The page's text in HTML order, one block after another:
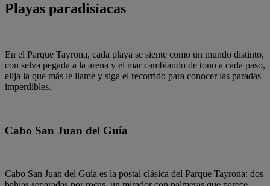
Playas paradisíacas
En el Parque Tayrona, cada playa se siente como un mundo distinto,
con selva pegada a la arena y el mar cambiando de tono a cada paso,
elija la que más le llame y siga el recorrido para conocer las paradas
imperdibles.
Cabo San Juan del Guía
Cabo San Juan del Guía es la postal clásica del Parque Tayrona: dos